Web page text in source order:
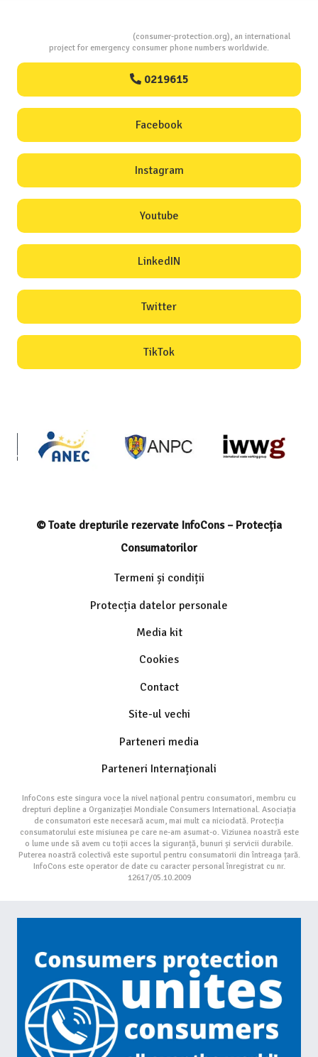
(consumer-protection.org), an international
project for emergency consumer phone numbers worldwide.
0219615
Facebook
Instagram
Youtube
LinkedIN
Twitter
TikTok
© Toate drepturile rezervate InfoCons – Protecția
Consumatorilor
Termeni și condiții
Protecția datelor personale
Media kit
Cookies
Contact
Site-ul vechi
Parteneri media
Parteneri Internaționali
InfoCons este singura voce la nivel național pentru consumatori, membru cu
drepturi depline a Organizației Mondiale Consumers International. Asociația
de consumatori este necesară acum, mai mult ca niciodată. Protecția
consumatorului este misiunea pe care ne-am asumat-o. Viziunea noastră este
o lume unde să avem cu toții acces la siguranță, bunuri și servicii durabile.
Puterea noastră colectivă este suportul pentru consumatorii din întreaga țară.
InfoCons este operator de date cu caracter personal înregistrat cu nr.
12617/05.10.2009